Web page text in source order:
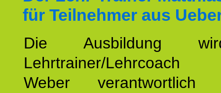
für Teilnehmer aus
Die Ausbildung
Lehrtrainer/Lehrcoach
Weber